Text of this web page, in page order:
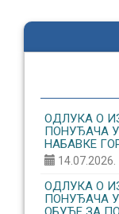
ОДЛУКА О
ПОНУЂАЧА
НАБАВКЕ
14.07.2026.
ОДЛУКА О
ПОНУЂАЧА